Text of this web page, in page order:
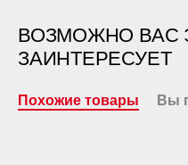
ВОЗМОЖНО ВАС
ЗАИНТЕРЕСУЕТ
Похожие товары Вы